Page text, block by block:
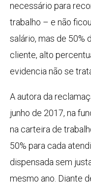
necessário para
trabalho – e não
salário, mas de 50%
cliente, alto
evidencia não se
A autora da
junho de 2017, na
na carteira de
50% para cada
dispensada sem
mesmo ano. Diante